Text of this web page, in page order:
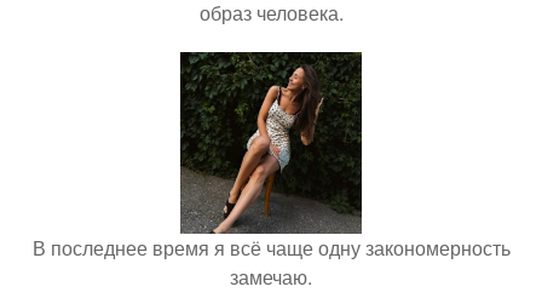
образ человека.
В последнее время я всё чаще одну закономерность
замечаю.